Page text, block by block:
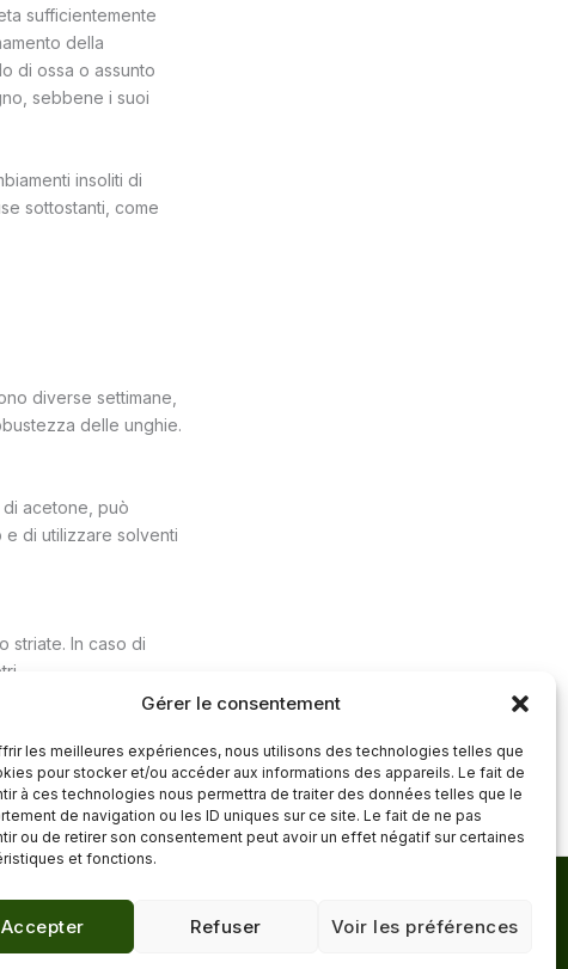
Gérer le consentement
les meilleures expériences, nous utilisons des technologies telles que
pour stocker et/ou accéder aux informations des appareils. Le fait de
à ces technologies nous permettra de traiter des données telles que le
de navigation ou les ID uniques sur ce site. Le fait de ne pas
ou de retirer son consentement peut avoir un effet négatif sur certaines
et fonctions.
Accepter Refuser Voir les préférences
sufficientemente
della
di ossa o assunto
sebbene i suoi
insoliti di
sottostanti, come
diverse settimane,
delle unghie.
acetone, può
di utilizzare solventi
striate. In caso di
Articolo successivo
Confidentialité·